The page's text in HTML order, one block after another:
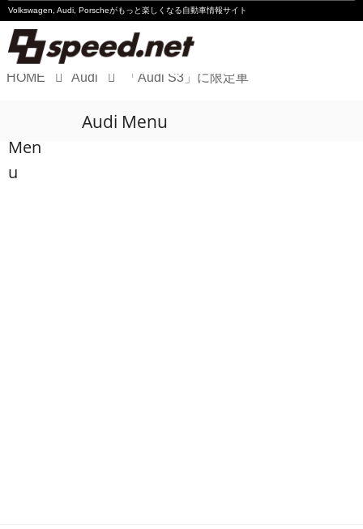
Volkswagen, Audi, Porscheがもっと楽しくなる自動車情報サイト
Audi
HOME Audi 「Audi S3」に限定車
Men
u
Audi Menu